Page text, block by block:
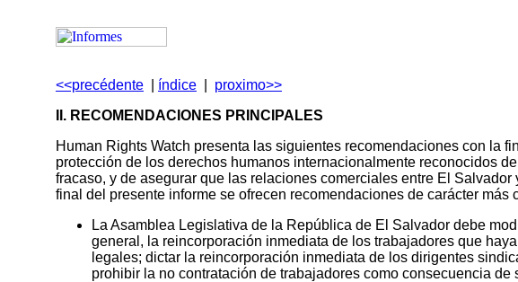
<<precédente índice
proximo>>
II. RECOMENDACIONES PRINCIPALES
Human Rights Watch presenta las siguientes recomendaciones con la
protección de los derechos humanos internacionalmente reconocidos
fracaso, y de asegurar que las relaciones comerciales entre El
final del presente informe se ofrecen recomendaciones de carácter más
La Asamblea Legislativa de la República de El Salvador debe
general, la reincorporación inmediata de los trabajadores que
legales; dictar la reincorporación inmediata de los dirigentes
prohibir la no contratación de trabajadores como consecuencia